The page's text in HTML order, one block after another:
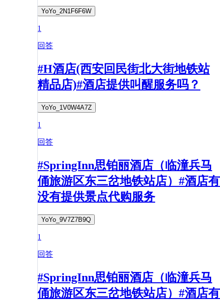
YoYo_2N1F6F6W
1
回答
#H酒店(西安回民街北大街地铁站
精品店)#酒店提供叫醒服务吗？
YoYo_1V0W4A7Z
1
回答
#SpringInn思铂丽酒店（临潼兵马
俑旅游区东三岔地铁站店）#酒店有
没有提供景点代购服务
YoYo_9V7Z7B9Q
1
回答
#SpringInn思铂丽酒店（临潼兵马
俑旅游区东三岔地铁站店）#酒店有